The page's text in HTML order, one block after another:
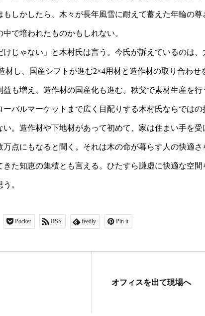
しかしたら、木々が長年風雪に耐えて蓄えた年輪の
で培われたものかもしれない。
けじゃない」と木村氏は言う。今氏が訴えているのは
材し、国産シフトが進む2×4用材と造作材の取り合わせ
も増え、造作材の国産化も進む。秩父で素材生産を行
バルマーケットまで広く目配りする木村氏ならではの
。造作材や下地材があって初めて、家は住まい手を受
万点にもなると聞く。それは木の命が暮らす人の快適
きた知恵の集積とも言える。ひたすら謙虚に快適な空
。
Pocket RSS feedly Pin it
オフィスを出て現場へ